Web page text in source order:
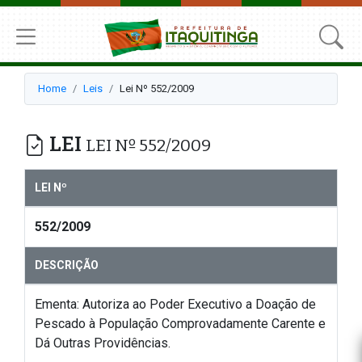
Home Leis Lei Nº 552/2009
LEI LEI Nº 552/2009
LEI Nº
552/2009
DESCRIÇÃO
Ementa: Autoriza ao Poder Executivo a Doação de
Pescado à População Comprovadamente Carente e
Dá Outras Providências.